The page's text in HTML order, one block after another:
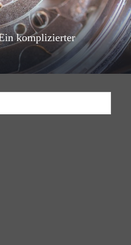
komplizierter